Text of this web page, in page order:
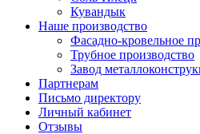
Кувандык
Наше производство
Фасадно-кровельное
Трубное производство
Завод
Партнерам
Письмо директору
Личный кабинет
Отзывы